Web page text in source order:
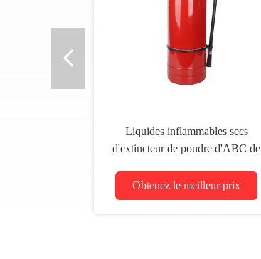
Liquides inflammables secs
d'extincteur de poudre d'ABC de
Obtenez le meilleur prix